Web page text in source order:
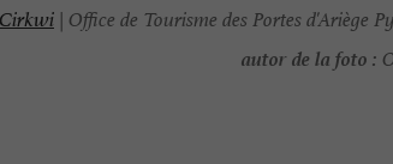
Cirkwi| Office de Tourisme des Portes d'Ariège
autor de la foto :